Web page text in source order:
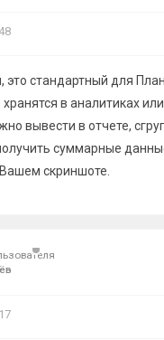
это стандартный для
в аналитиках
вывести в отчете,
суммарные
скриншоте.